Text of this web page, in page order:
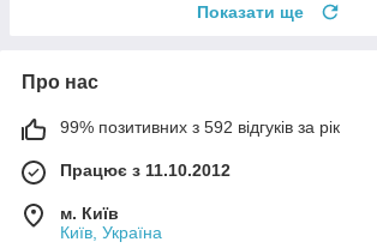
Показати ще
Про нас
99% позитивних з 592 відгуків за рік
Працює з 11.10.2012
м. Київ
Київ, Україна